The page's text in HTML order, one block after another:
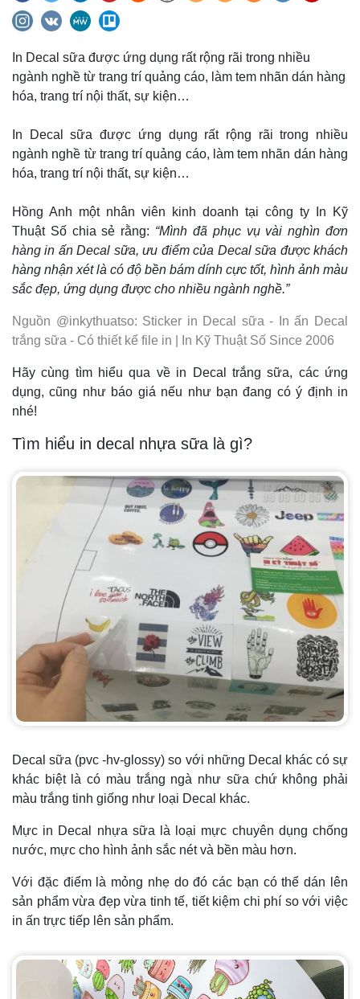
In Decal sữa được ứng dụng rất rộng rãi trong nhiều
ngành nghề từ trang trí quảng cáo, làm tem nhãn dán hàng
hóa, trang trí nội thất, sự kiện…
In Decal sữa được ứng dụng rất rộng rãi trong nhiều
ngành nghề từ trang trí quảng cáo, làm tem nhãn dán hàng
hóa, trang trí nội thất, sự kiện…
Hồng Anh một nhân viên kinh doanh tại công ty In Kỹ
Thuật Số chia sẻ rằng: “Mình đã phục vụ vài nghìn đơn
hàng in ấn Decal sữa, ưu điểm của Decal sữa được khách
hàng nhận xét là có độ bền bám dính cực tốt, hình ảnh màu
sắc đẹp, ứng dụng được cho nhiều ngành nghề.”
Nguồn @inkythuatso: Sticker in Decal sữa - In ấn Decal
trắng sữa - Có thiết kế file in | In Kỹ Thuật Số Since 2006
Hãy cùng tìm hiểu qua về in Decal trắng sữa, các ứng
dụng, cũng như báo giá nếu như bạn đang có ý định in
nhé!
Tìm hiểu in decal nhựa sữa là gì?
Decal sữa (pvc -hv-glossy) so với những Decal khác có sự
khác biệt là có màu trắng ngà như sữa chứ không phải
màu trắng tinh giống như loại Decal khác.
Mực in Decal nhựa sữa là loại mực chuyên dụng chống
nước, mực cho hình ảnh sắc nét và bền màu hơn.
Với đặc điểm là mỏng nhẹ do đó các bạn có thể dán lên
sản phẩm vừa đẹp vừa tinh tế, tiết kiệm chi phí so với việc
in ấn trực tiếp lên sản phẩm.